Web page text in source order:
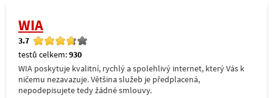
WIA
3.7
testů celkem:930
WIA poskytuje kvalitní, rychlý a spolehlivý internet, který Vás k
ničemu nezavazuje. Většina služeb je předplacená,
nepodepisujete tedy žádné smlouvy.